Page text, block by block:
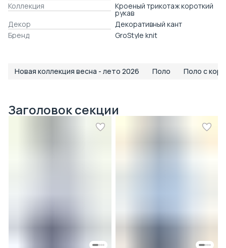
Коллекция
Кроеный трикотаж короткий
рукав
Декор
Декоративный кант
Бренд
GroStyle knit
Новая коллекция весна - лето 2026 Поло Поло с
Заголовок секции